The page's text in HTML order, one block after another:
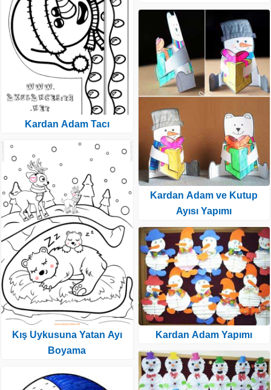
Kardan Adam Tacı
Kış Uykusuna Yatan Ayı
Boyama
Kardan Adam ve Kutup
Ayısı Yapımı
Kardan Adam Yapımı